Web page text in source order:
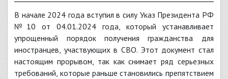
В начале 2024 года вступил в силу Указ Президента РФ
№10 от 04.01.2024 года, который устанавливает
упрощенный порядок получения гражданства для
иностранцев, участвующих в СВО. Этот документ стал
настоящим прорывом, так как снимает ряд серьезных
требований, которые раньше становились препятствием